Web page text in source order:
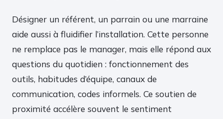
Désigner un référent, un parrain ou une marraine
aide aussi à fluidifier l’installation. Cette personne
ne remplace pas le manager, mais elle répond aux
questions du quotidien : fonctionnement des
outils, habitudes d’équipe, canaux de
communication, codes informels. Ce soutien de
proximité accélère souvent le sentiment